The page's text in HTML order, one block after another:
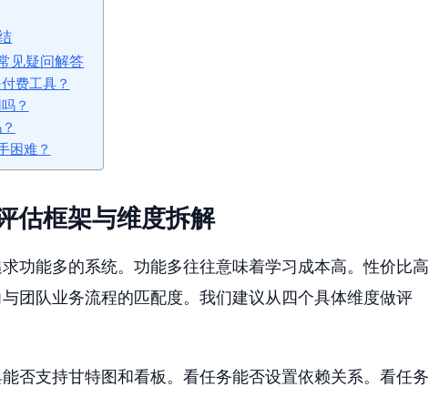
见疑问解答
费工具？
？
困难？
估框架与维度拆解
功能多的系统。功能多往往意味着学习成本高。性价比高
团队业务流程的匹配度。我们建议从四个具体维度做评
否支持甘特图和看板。看任务能否设置依赖关系。看任务